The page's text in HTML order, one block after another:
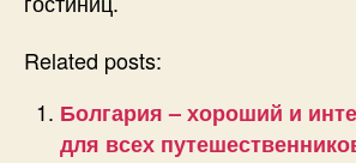
Related posts:
Болгария – хороший и
для всех